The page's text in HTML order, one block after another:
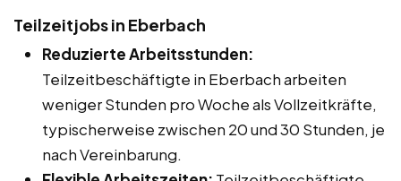
Teilzeitjobs in Eberbach
Reduzierte Arbeitsstunden:
Teilzeitbeschäftigte in Eberbach arbeiten
weniger Stunden pro Woche als Vollzeitkräfte,
typischerweise zwischen 20 und 30 Stunden, je
nach Vereinbarung.